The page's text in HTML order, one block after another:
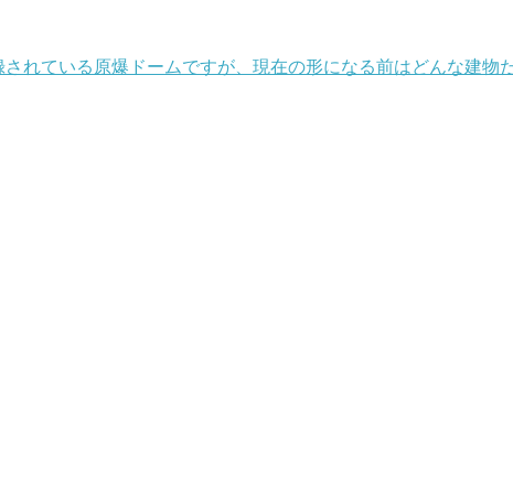
れている原爆ドームですが、現在の形になる前はどんな建物